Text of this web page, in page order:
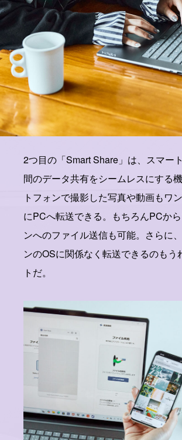
2つ目の「Smart Share」は、スマー
間のデータ共有をシームレスにする
トフォンで撮影した写真や動画もワ
にPCへ転送できる。もちろんPCか
ンへのファイル送信も可能。さらに
ンのOSに関係なく転送できるのもう
トだ。